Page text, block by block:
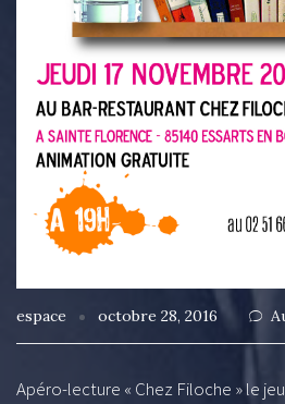
espace octobre 28, 2016
Apéro-lecture « Chez Filoche » le